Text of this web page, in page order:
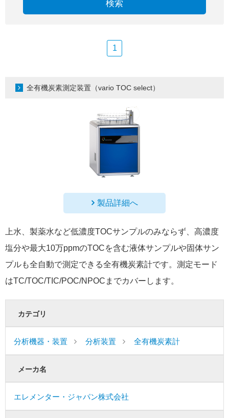
検索
1
全有機炭素測定装置（vario TOC select）
製品詳細へ
上水、製薬水など低濃度TOCサンプルのみならず、高濃度
塩分や最大10万ppmのTOCを含む液体サンプルや固体サン
プルも全自動で測定できる全有機炭素計です。測定モード
はTC/TOC/TIC/POC/NPOCまでカバーします。
カテゴリ
分析機器・装置 分析装置 全有機炭素計
メーカ名
エレメンター・ジャパン株式会社